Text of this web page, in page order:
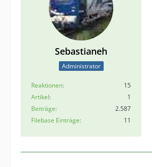
Sebastianeh
Administrator
Reaktionen
15
Artikel
1
Beiträge
2.587
Filebase Einträge
11